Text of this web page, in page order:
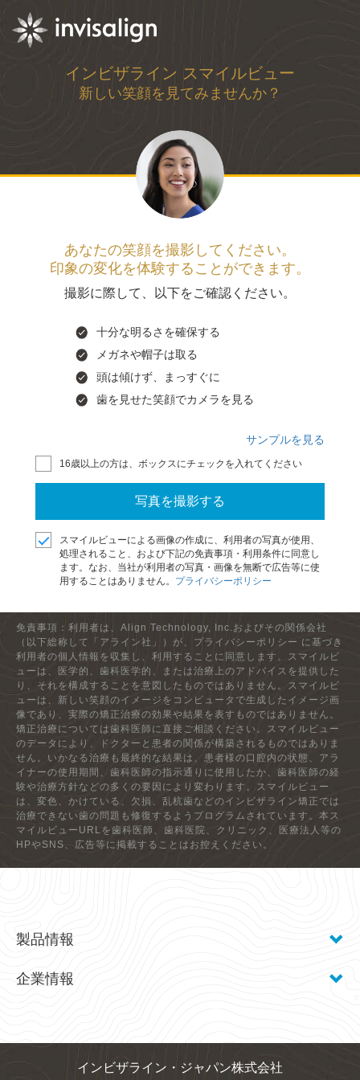
インビザライン スマイルビュー
新しい笑顔を見てみませんか？
あなたの笑顔を撮影してください。
印象の変化を体験することができます。
撮影に際して、以下をご確認ください。
十分な明るさを確保する
メガネや帽子は取る
頭は傾けず、まっすぐに
歯を見せた笑顔でカメラを見る
サンプルを見る
16歳以上の方は、ボックスにチェックを入れてください
写真を撮影する
スマイルビューによる画像の作成に、利用者の写真が使用、
処理されること、および下記の免責事項・利用条件に同意し
ます。なお、当社が利用者の写真・画像を無断で広告等に使
用することはありません。 プライバシーポリシー
免責事項：利用者は、Align Technology, Inc.およびその関係会社
（以下総称して「アライン社」）が、プライバシーポリシー に基づき
利用者の個人情報を収集し、利用することに同意します。スマイルビ
ューは、医学的、歯科医学的、または治療上のアドバイスを提供した
り、それを構成することを意図したものではありません。スマイルビ
ューは、新しい笑顔のイメージをコンピュータで生成したイメージ画
像であり、実際の矯正治療の効果や結果を表すものではありません。
矯正治療については歯科医師に直接ご相談ください。スマイルビュー
のデータにより、ドクターと患者の関係が構築されるものではありま
せん。いかなる治療も最終的な結果は、患者様の口腔内の状態、アラ
イナーの使用期間、歯科医師の指示通りに使用したか、歯科医師の経
験や治療方針などの多くの要因により変わります。スマイルビュー
は、変色、かけている、欠損、乱杭歯などのインビザライン矯正では
治療できない歯の問題も修復するようプログラムされています。本ス
マイルビューURLを歯科医師、歯科医院、クリニック、医療法人等の
HPやSNS、広告等に掲載することはお控えください。
製品情報
企業情報
インビザライン・ジャパン株式会社